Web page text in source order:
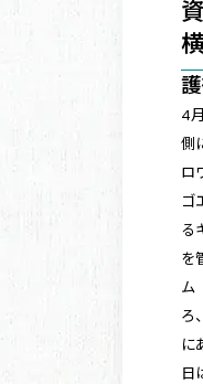
4
側
ロ
ゴ
る
を
ム
ろ
に
日